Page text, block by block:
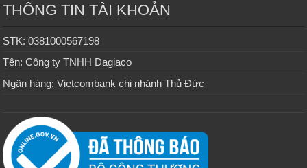
THÔNG TIN TÀI KHOẢN
STK: 0381000567198
Tên: Công ty TNHH Dagiaco
Ngân hàng: Vietcombank chi nhánh Thủ Đức